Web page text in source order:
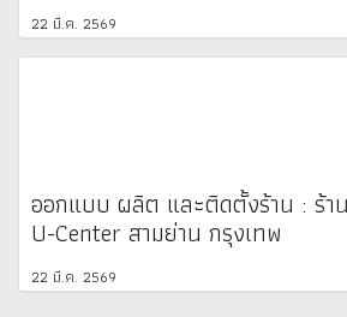
22 มี.ค. 2569
ออกแบบ ผลิต และติดตั้งร้าน : ร้า
U-Center สามย่าน กรุงเทพ
22 มี.ค. 2569